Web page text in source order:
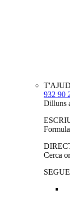
932 90
Dilluns
Cerca